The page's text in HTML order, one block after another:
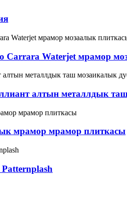
Carrara Waterjet мрамор
алтын металлдык
мрамор мрамор плиткасы